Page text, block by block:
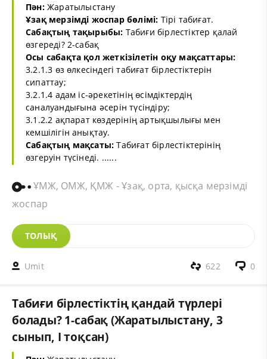
Пән:Жаратылыстану
Ұзақ мерзімді жоспар бөлімі: Тірі табиғат.
Сабақтың тақырыбы: Табиғи бірлестіктер қалай
өзгереді? 2-сабақ
Осы сабақта қол жеткізілетін оқу мақсаттары:
3.2.1.3 өз өлкесіндегі табиғат бірлестіктерін
сипаттау;
3.2.1.4 адам іс-әрекетінің өсімдіктердің
саналуандығына әсерін түсіндіру;
3.1.2.2 ақпарат көздерінің артықшылығы мен
кемшілігін анықтау.
Сабақтың мақсаты: Табиғат бірлестіктерінің
өзгеруін түсінеді. ......
ҰМЖ, ОМЖ, ҚМЖ - Ұзақ, орта, қысқа мерзімді
жоспар
ТОЛЫҚ
Umit 0
622
Табиғи бірлестіктің қандай түрлері
болады? 1-сабақ (Жаратылыстану, 3
сынып, I тоқсан)